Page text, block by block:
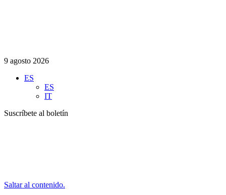
9 agosto 2026
ES
ES
IT
Suscríbete al boletín
Saltar al contenido.